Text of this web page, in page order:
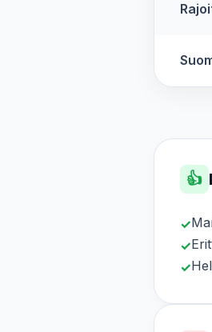
👍
✓
✓
✓